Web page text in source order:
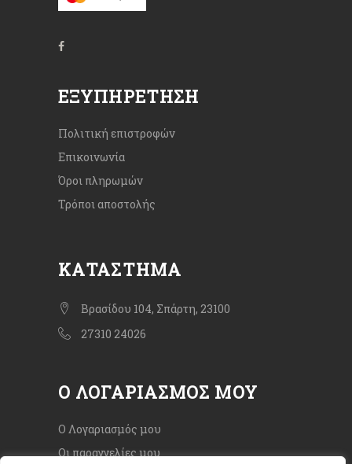
ΕΞΥΠΗΡΈΤΗΣΗ
Πολιτική επιστροφών
Επικοινωνία
Όροι πληρωμών
Τρόποι αποστολής
ΚΑΤΆΣΤΗΜΑ
Βρασίδου 104, Σπάρτη, 23100
27310 24026
Ο ΛΟΓΑΡΙΑΣΜΌΣ ΜΟΥ
Ο Λογαριασμός μου
Οι παραγγελίες μου